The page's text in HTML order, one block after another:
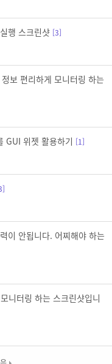
행 스크린샷 [3]
보 편리하게 모니터링 하는
GUI 위젯 활용하기 [1]
이 안됩니다. 어찌해야 하는
니터링 하는 스크린샷입니